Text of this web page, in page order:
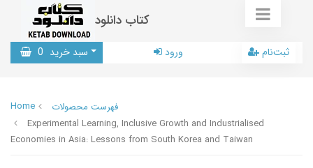
کتاب دانلود
سبد خرید 0 ورود ثبت‌نام
Home
فهرست محصولات
Experimental Learning, Inclusive Growth and Industrialised
Economies in Asia: Lessons from South Korea and Taiwan